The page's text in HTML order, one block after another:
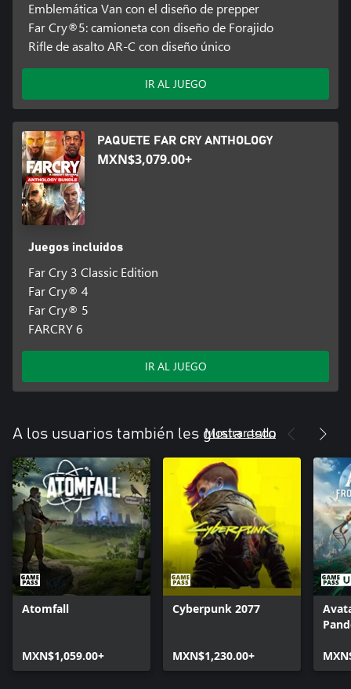
Emblemática Van con el diseño de prepper
Far Cry®5: camioneta con diseño de Forajido
Rifle de asalto AR-C con diseño único
IR AL JUEGO
PAQUETE FAR CRY ANTHOLOGY
MXN$3,079.00+
Juegos incluidos
Far Cry 3 Classic Edition
Far Cry® 4
Far Cry® 5
FARCRY 6
IR AL JUEGO
A los usuarios también les gusta esto
Mostrar todo
Atomfall
MXN$1,059.00+
Cyberpunk 2077
MXN$1,230.00+